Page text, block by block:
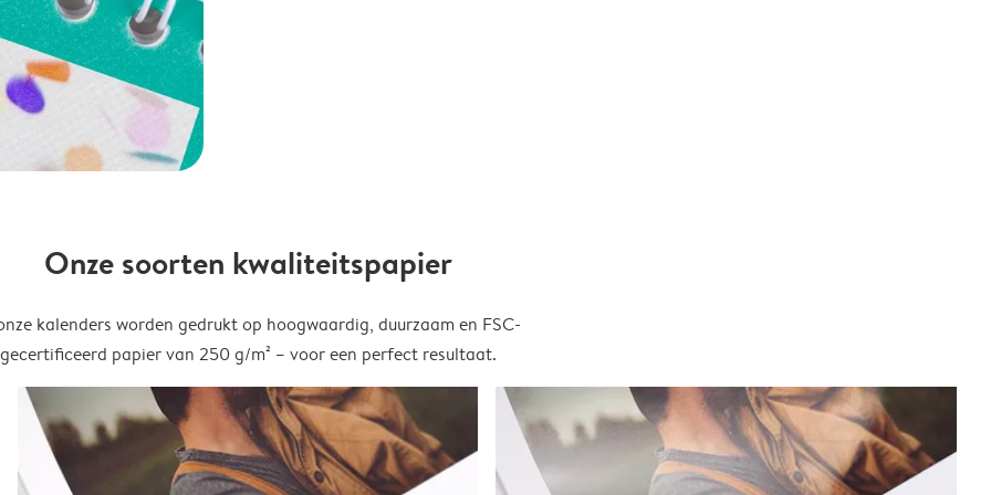
Onze soorten kwaliteitspapier
kalenders worden gedrukt op hoogwaardig, duurzaam en FSC-
gecertificeerd papier van 250 g/m² – voor een perfect resultaat.